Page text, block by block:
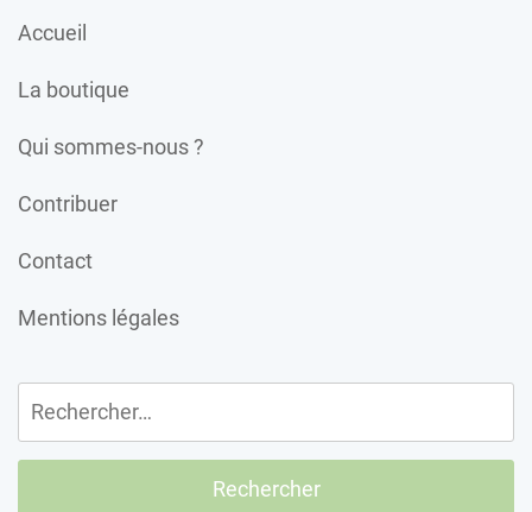
Accueil
La boutique
Qui sommes-nous ?
Contribuer
Contact
Mentions légales
Rechercher :